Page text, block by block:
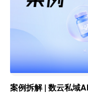
案例拆解 | 数云私域